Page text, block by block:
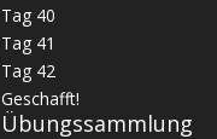
Tag 40
Tag 41
Tag 42
Geschafft!
Übungssammlung